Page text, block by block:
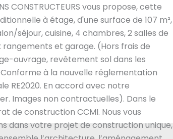
CONSTRUCTEURS vous propose, cette
à étage, d'une surface de 107 m²,
séjour, cuisine, 4 chambres, 2 salles de
rangements et garage. (Hors frais de
ouvrage, revêtement sol dans les
à la nouvelle réglementation
RE2020. En accord avec notre
Images non contractuelles). Dans le
de construction CCMI. Nous vous
dans votre projet de construction unique,